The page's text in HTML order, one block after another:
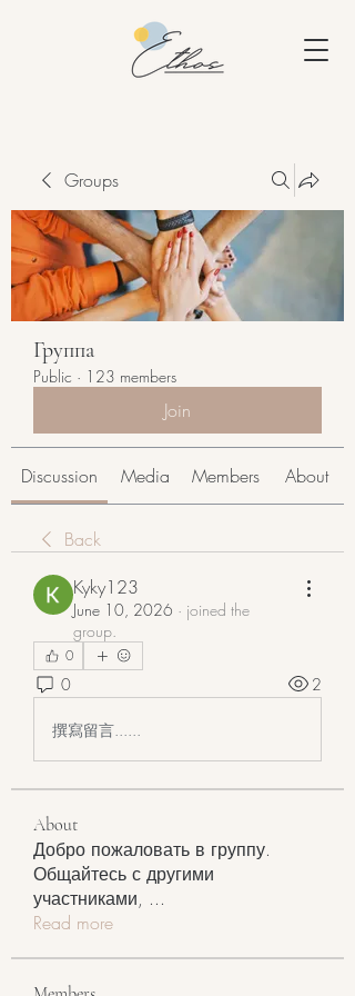
Groups
Группа
Public · 123 members
Join
Discussion Media Members About
Back
Kyky123
June 10, 2026 · joined the
group.
0
0 2
撰寫留言......
About
Добро пожаловать в группу.
Общайтесь с другими
участниками, ...
Read more